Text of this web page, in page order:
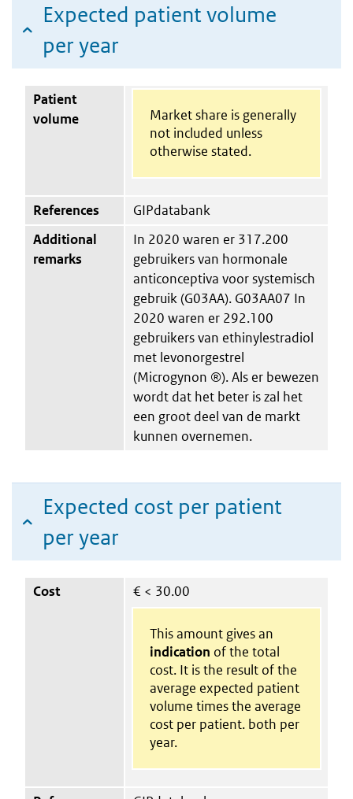
Expected patient volume
per year
Patient
volume
Market share is generally
not included unless
otherwise stated.
References
GIPdatabank
Additional
remarks
In 2020 waren er 317.200
gebruikers van hormonale
anticonceptiva voor systemisch
gebruik (G03AA). G03AA07 In
2020 waren er 292.100
gebruikers van ethinylestradiol
met levonorgestrel
(Microgynon ®). Als er bewezen
wordt dat het beter is zal het
een groot deel van de markt
kunnen overnemen.
Expected cost per patient
per year
Cost € < 30.00
This amount gives an
indication of the total
cost. It is the result of the
average expected patient
volume times the average
cost per patient. both per
year.